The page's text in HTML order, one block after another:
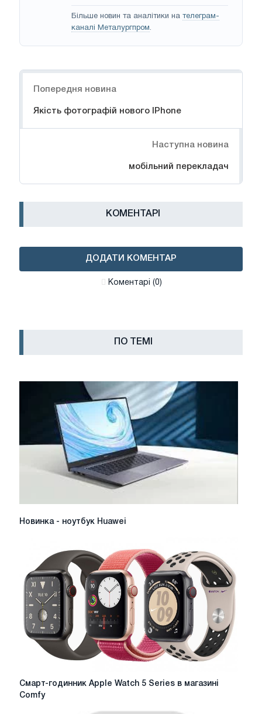
Більше новин та аналітики на телеграм-
каналі Металургпром.
Попередня новина
Якість фотографій нового IPhone
Наступна новина
мобільний перекладач
КОМЕНТАРІ
ДОДАТИ КОМЕНТАР
Коментарі (0)
ПО ТЕМІ
Новинка
Новинка - ноутбук Huawei
Смарт-
годинник
Смарт-годинник Apple Watch 5 Series в магазині
Comfy